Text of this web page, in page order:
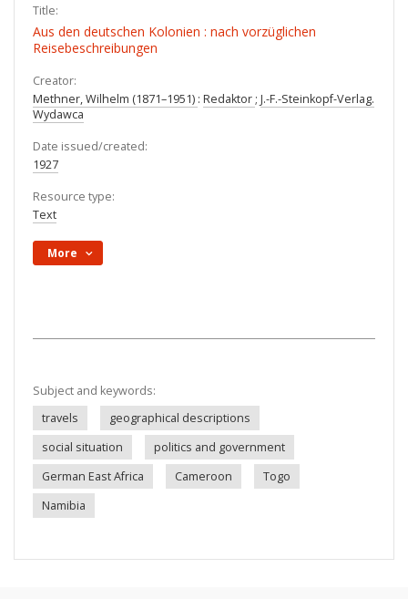
Title:
Aus den deutschen Kolonien : nach vorzüglichen
Reisebeschreibungen
Creator:
Methner, Wilhelm (1871–1951) : Redaktor ; J.-F.-Steinkopf-Verlag.
Wydawca
Date issued/created:
1927
Resource type:
Text
More
Subject and keywords:
travels
geographical descriptions
social situation
politics and government
German East Africa
Cameroon
Togo
Namibia